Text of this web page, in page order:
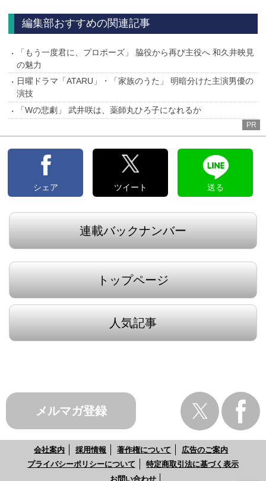
編集部おすすめの関連記事
「もう一度君に、プロポーズ」 脇役から再び主役へ 和久井映見
の魅力
日曜ドラマ「ATARU」・「家族のうた」 明暗分けた主演男優の
演技
「Wの悲劇」 武井咲は、薬師丸ひろ子になれるか
PR
シェア ツイート 送る
連載バックナンバー
トップページ
人気記事
メルマガ登録
会社案内 採用情報 著作権について
広告のご案内
プライバシーポリシーについて
特定商取引法に基づく表示
お問い合わせ